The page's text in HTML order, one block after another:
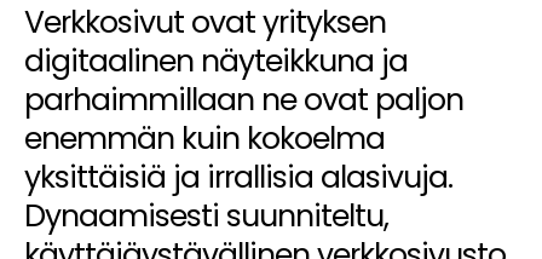
Verkkosivut ovat yrityksen
digitaalinen näyteikkuna ja
parhaimmillaan ne ovat paljon
enemmän kuin kokoelma
yksittäisiä ja irrallisia alasivuja.
Dynaamisesti suunniteltu,